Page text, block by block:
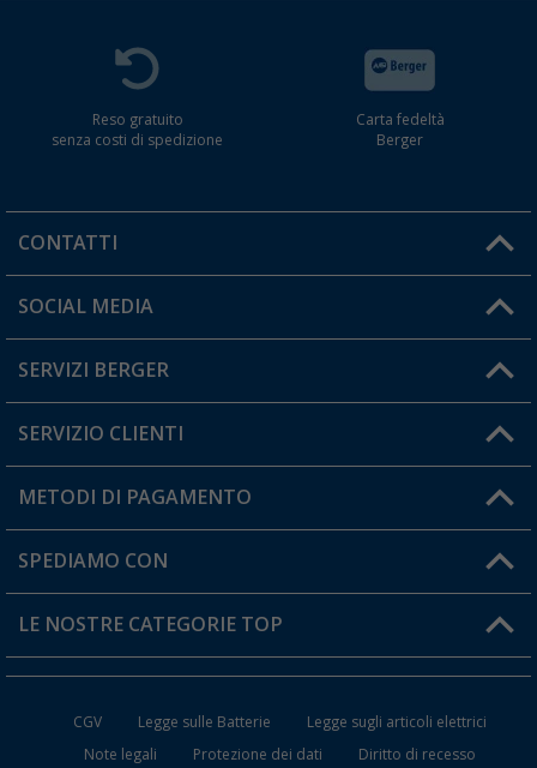
Reso gratuito
senza costi di spedizione
Carta fedeltà
Berger
CONTATTI
Orari di apertura del servizio:
Hai una domanda?
SOCIAL MEDIA
SERVIZI BERGER
Diventare rivenditori
Il mio Account
Carta fedeltà Berger
SERVIZIO CLIENTI
Informazioni sulla spedizione
Resi
FAQ e Contatti
METODI DI PAGAMENTO
SPEDIAMO CON
LE NOSTRE CATEGORIE TOP
CGV Legge sulle Batterie
Legge sugli articoli elettrici
Note legali
Protezione dei dati Diritto di recesso